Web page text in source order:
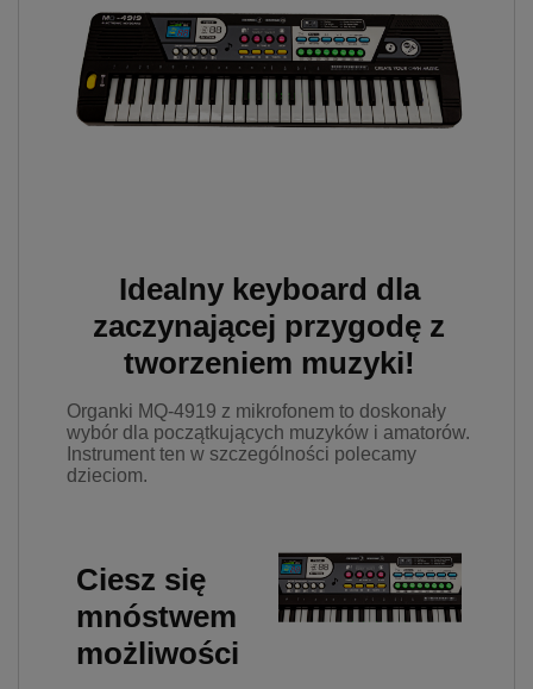
Idealny keyboard dla
zaczynającej przygodę z
tworzeniem muzyki!
Organki MQ-4919 z mikrofonem to doskonały
wybór dla początkujących muzyków i amatorów.
Instrument ten w szczególności polecamy
dzieciom.
Ciesz się
mnóstwem
możliwości
prywatności w związku z
czym nie mamy wpływu na
prowadzoną przez
dostawców politykę
prywatności oraz
wykorzystywania przez nich
pod adres
marketing@kecja.pl
telefonu+48 693 713 987.